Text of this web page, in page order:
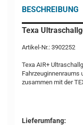
BESCHREIBUNG
Texa
Artikel-Nr.: 3902252
Texa AIR+
Fahrzeuginnenraums
zusammen mit der
Lieferumfang: